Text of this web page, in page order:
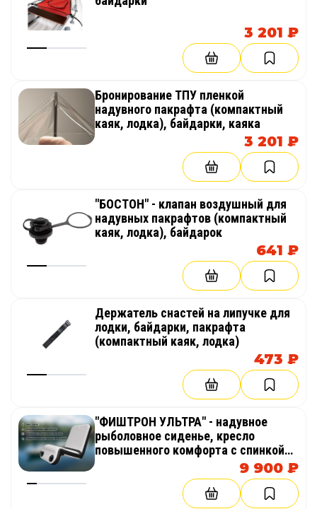
3 201 ₽
Бронирование ТПУ пленкой
надувного пакрафта (компактный
каяк, лодка), байдарки, каяка
3 201 ₽
"БОСТОН" - клапан воздушный для
надувных пакрафтов (компактный
каяк, лодка), байдарок
641 ₽
Держатель снастей на липучке для
лодки, байдарки, пакрафта
(компактный каяк, лодка)
473 ₽
"ФИШТРОН УЛЬТРА" - надувное
рыболовное сиденье, кресло
повышенного комфорта с спинкой
из AirDeck (воздушная палуба) в
лодку, байдарку, каяк
9 900 ₽